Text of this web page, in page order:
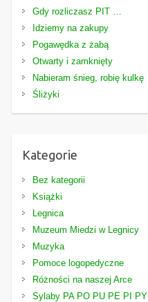
Gdy rozliczasz PIT …
Idziemy na zakupy
Pogawędka z żabą
Otwarty i zamknięty
Nabieram śnieg, robię kulkę
Śliżyki
Kategorie
Bez kategorii
Książki
Legnica
Muzeum Miedzi w Legnicy
Muzyka
Pomoce logopedyczne
Różności na naszej Arce
Sylaby PA PO PU PE PI PY